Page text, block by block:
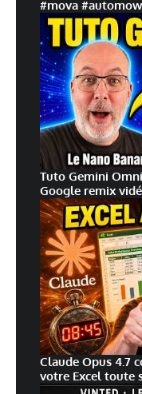
zast
22
Je l’utilise avec le
au mur). Elle est
Fabien
23 décembre
bonjour,
j’ai quelques questions
– pouvez vous tester
détecteur de
3m et je trouve cela
– l’enregistrement
gratuit ? j ‘ai entendu
payant sur ce produit.
#mova
Tuto Gemini
Google remix
Claude Opus 4.7
votre Excel toute